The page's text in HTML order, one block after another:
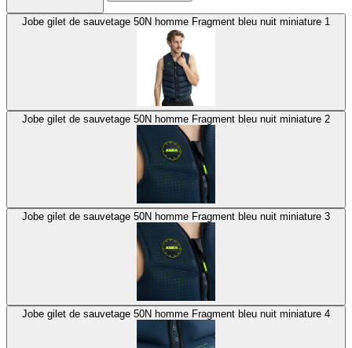
Jobe gilet de sauvetage 50N homme Fragment bleu nuit miniature 1
Jobe gilet de sauvetage 50N homme Fragment bleu nuit miniature 2
Jobe gilet de sauvetage 50N homme Fragment bleu nuit miniature 3
Jobe gilet de sauvetage 50N homme Fragment bleu nuit miniature 4